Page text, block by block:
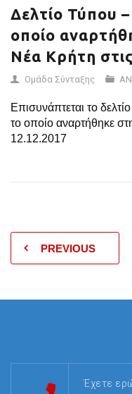
Δελτίο Τύπου
οποίο
Νέα Κρήτη
Ομάδα Σύνταξης
Επισυνάπτεται το
το οποίο αναρτήθηκε
12.12.2017
PREVIOUS
Έχετε